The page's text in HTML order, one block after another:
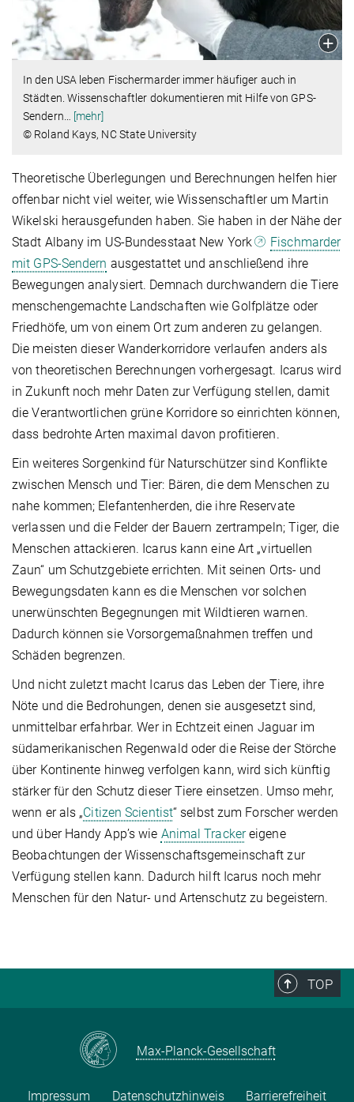
In den USA leben Fischermarder immer häufiger auch in
Städten. Wissenschaftler dokumentieren mit Hilfe von GPS-
Sendern… [mehr]
© Roland Kays, NC State University
Theoretische Überlegungen und Berechnungen helfen hier
offenbar nicht viel weiter, wie Wissenschaftler um Martin
Wikelski herausgefunden haben. Sie haben in der Nähe der
Stadt Albany im US-Bundesstaat New York
Fischmarder
mit GPS-Sendern ausgestattet und anschließend ihre
Bewegungen analysiert. Demnach durchwandern die Tiere
menschengemachte Landschaften wie Golfplätze oder
Friedhöfe, um von einem Ort zum anderen zu gelangen.
Die meisten dieser Wanderkorridore verlaufen anders als
von theoretischen Berechnungen vorhergesagt. Icarus wird
in Zukunft noch mehr Daten zur Verfügung stellen, damit
die Verantwortlichen grüne Korridore so einrichten können,
dass bedrohte Arten maximal davon profitieren.
Ein weiteres Sorgenkind für Naturschützer sind Konflikte
zwischen Mensch und Tier: Bären, die dem Menschen zu
nahe kommen; Elefantenherden, die ihre Reservate
verlassen und die Felder der Bauern zertrampeln; Tiger, die
Menschen attackieren. Icarus kann eine Art „virtuellen
Zaun“ um Schutzgebiete errichten. Mit seinen Orts- und
Bewegungsdaten kann es die Menschen vor solchen
unerwünschten Begegnungen mit Wildtieren warnen.
Dadurch können sie Vorsorgemaßnahmen treffen und
Schäden begrenzen.
Und nicht zuletzt macht Icarus das Leben der Tiere, ihre
Nöte und die Bedrohungen, denen sie ausgesetzt sind,
unmittelbar erfahrbar. Wer in Echtzeit einen Jaguar im
südamerikanischen Regenwald oder die Reise der Störche
über Kontinente hinweg verfolgen kann, wird sich künftig
stärker für den Schutz dieser Tiere einsetzen. Umso mehr,
wenn er als „Citizen Scientist“ selbst zum Forscher werden
und über Handy App’s wie Animal Trackereigene
Beobachtungen der Wissenschaftsgemeinschaft zur
Verfügung stellen kann. Dadurch hilft Icarus noch mehr
Menschen für den Natur- und Artenschutz zu begeistern.
TOP
Max-Planck-Gesellschaft
Impressum Datenschutzhinweis Barrierefreiheit